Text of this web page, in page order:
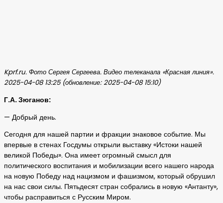
Kprf.ru. Фото Сергея Сергеева. Видео телеканала «Красная линия».
2025-04-08 13:25 (обновление: 2025-04-08 15:10)
Г.А. Зюганов:
— Добрый день.
Сегодня для нашей партии и фракции знаковое событие. Мы
впервые в стенах Госдумы открыли выставку «Истоки нашей
великой Победы». Она имеет огромный смысл для
политического воспитания и мобилизации всего нашего народа
на новую Победу над нацизмом и фашизмом, который обрушил
на нас свои силы. Пятьдесят стран собрались в новую «Антанту»,
чтобы расправиться с Русским Миром.